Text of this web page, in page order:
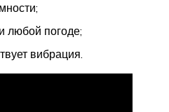
любой погоде;
вибрация.